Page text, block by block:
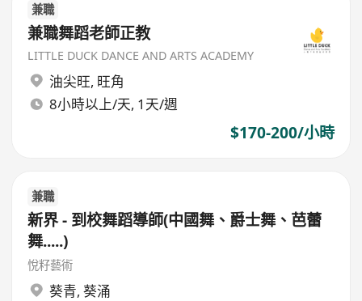
兼職
兼職舞蹈老師正教
LITTLE DUCK DANCE AND ARTS ACADEMY
油尖旺, 旺角
8小時以上/天, 1天/週
$170-200/小時
兼職
新界 - 到校舞蹈導師(中國舞、爵士舞、芭蕾
舞.....)
悅籽藝術
葵青, 葵涌